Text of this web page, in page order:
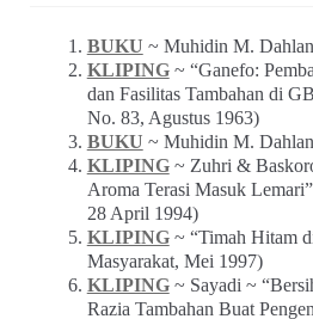
BUKU ~ Muhidin M.
KLIPING~ “Ganefo:
dan Fasilitas Tambahan di
No. 83, Agustus 1963)
BUKU ~ Muhidin M.
KLIPING~ Zuhri &
Aroma Terasi Masuk
28 April 1994)
KLIPING~ “Timah Hitam
Masyarakat, Mei 1997)
KLIPING~ Sayadi ~
Razia Tambahan Buat